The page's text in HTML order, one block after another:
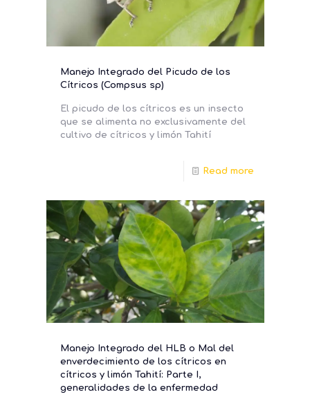
Manejo Integrado del Picudo de los
Cítricos (Compsus sp)
El picudo de los cítricos es un insecto
que se alimenta no exclusivamente del
cultivo de cítricos y limón Tahití
Read more
Manejo Integrado del HLB o Mal del
enverdecimiento de los cítricos en
cítricos y limón Tahití: Parte I,
generalidades de la enfermedad